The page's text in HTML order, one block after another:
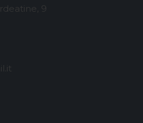
9